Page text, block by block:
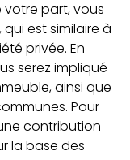
part, vous
est similaire à
privée. En
serez impliqué
ainsi que
Pour
contribution
la base des